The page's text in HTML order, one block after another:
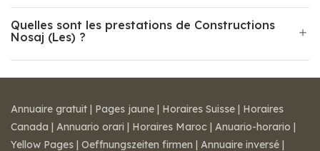
Quelles sont les prestations de Constructions
Nosaj (Les) ?
Annuaire gratuit | Pages jaune | Horaires Suisse | Horaires
Canada | Annuario orari | Horaires Maroc | Anuario-horario |
Yellow Pages | Oeffnungszeiten firmen | Annuaire inversé |